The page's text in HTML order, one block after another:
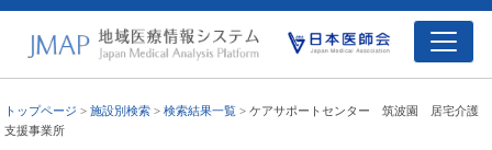
トップページ >施設別検索 >検索結果一覧 > ケアサポートセンター 筑波園 居宅介護
支援事業所